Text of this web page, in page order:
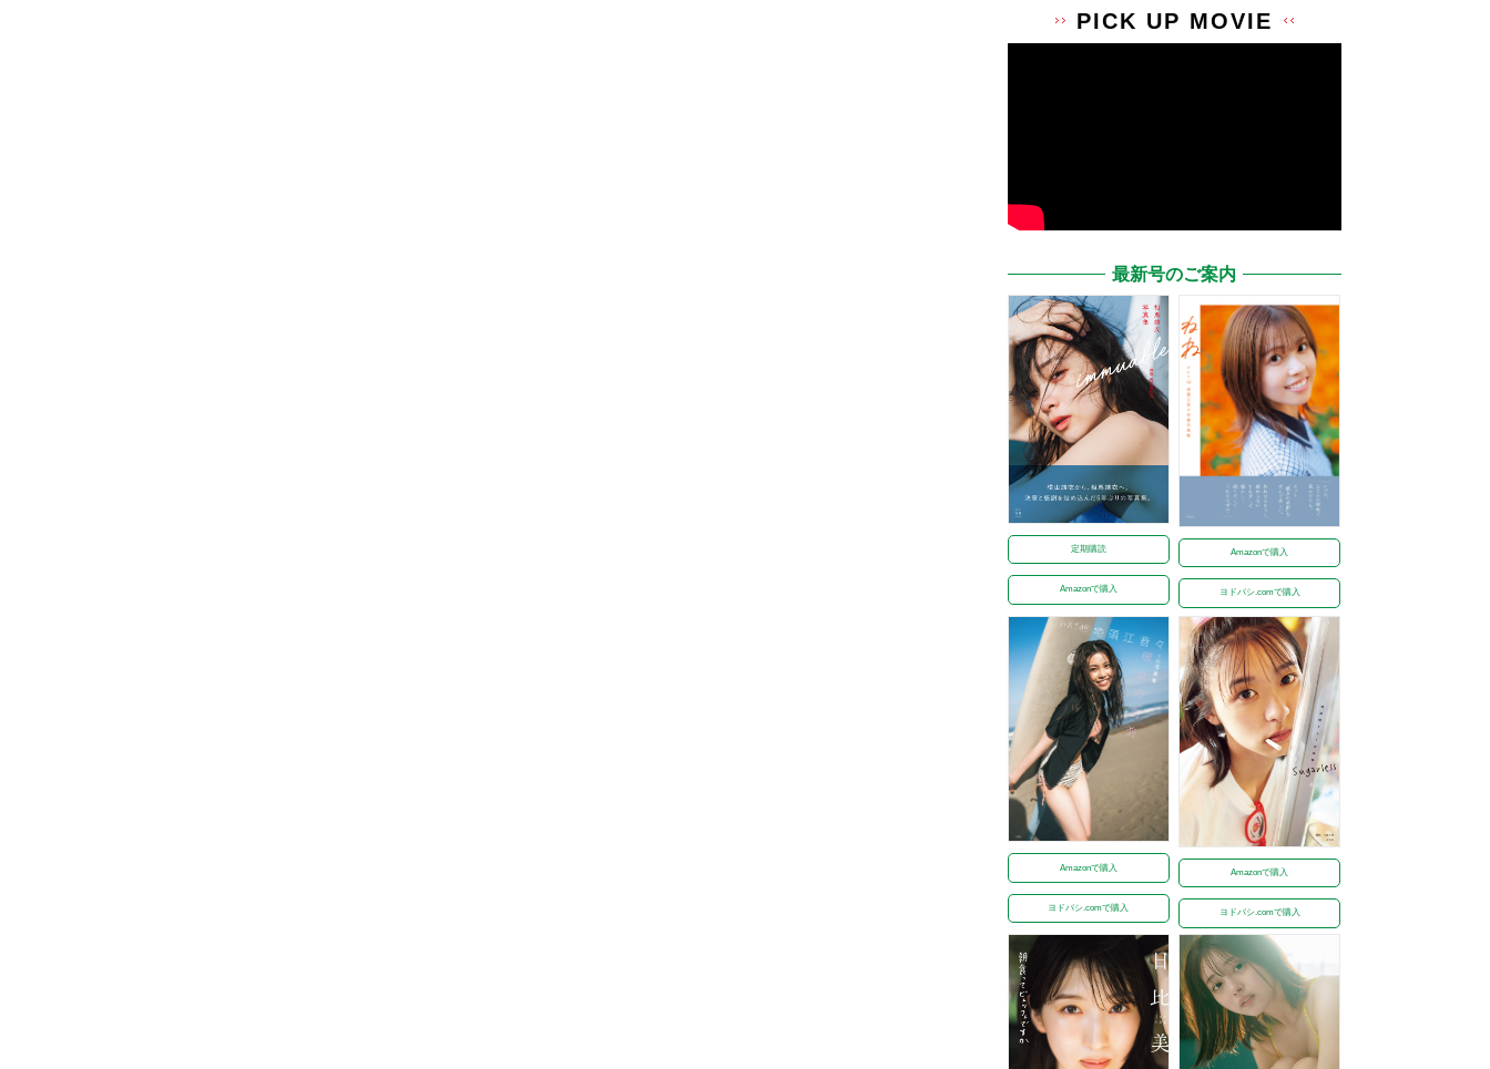
PICK UP MOVIE
最新号のご案内
定期購読
Amazonで購入
Amazonで購入
ヨドバシ.comで購入
Amazonで購入
ヨドバシ.comで購入
Amazonで購入
ヨドバシ.comで購入